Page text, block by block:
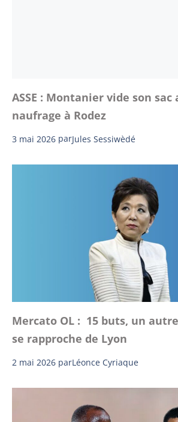
ASSE : Montanier vide son sac
naufrage à Rodez
3 mai 2026 parJules Sessiwèdé
Mercato OL : 15 buts, un
se rapproche de Lyon
2 mai 2026 parLéonce Cyriaque